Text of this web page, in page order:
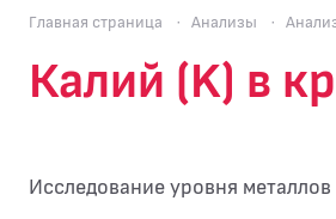
Главная страница · Анализы ·
Калий (K) в
Исследование уровня металлов